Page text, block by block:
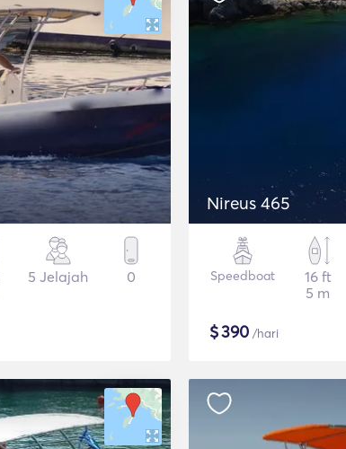
5 Jelajah 0
Nireus 465
Speedboat
16 ft
5 m
$390 /hari